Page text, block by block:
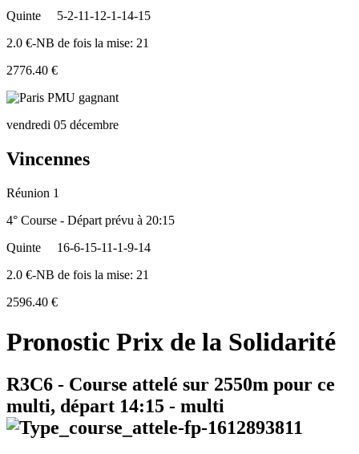
Quinte
5-2-11-12-1-14-15
2.0 €-NB de fois la mise: 21
2776.40 €
vendredi 05 décembre
Vincennes
Réunion 1
4° Course - Départ prévu à 20:15
Quinte
16-6-15-11-1-9-14
2.0 €-NB de fois la mise: 21
2596.40 €
Pronostic Prix de la Solidarité
R3C6 - Course attelé sur 2550m pour ce
multi, départ 14:15 - multi